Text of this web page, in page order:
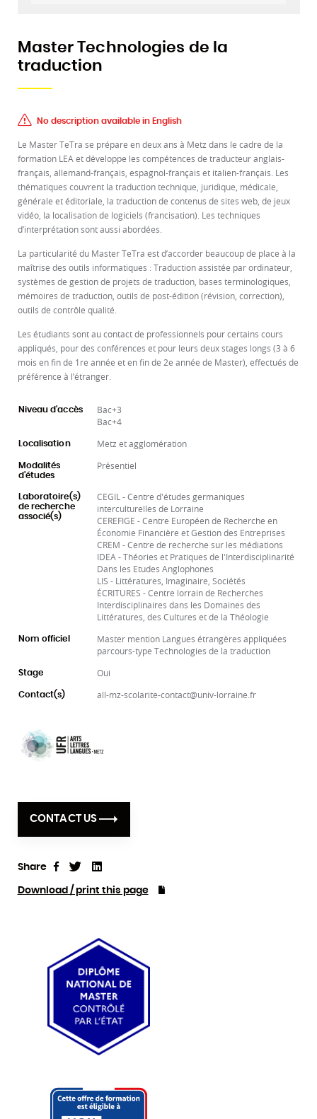
Master Technologies de la
traduction
No description available in English
Le Master TeTra se prépare en deux ans à Metz dans le cadre de la
formation LEA et développe les compétences de traducteur anglais-
français, allemand-français, espagnol-français et italien-français. Les
thématiques couvrent la traduction technique, juridique, médicale,
générale et éditoriale, la traduction de contenus de sites web, de jeux
vidéo, la localisation de logiciels (francisation). Les techniques
d’interprétation sont aussi abordées.
La particularité du Master TeTra est d’accorder beaucoup de place à la
maîtrise des outils informatiques : Traduction assistée par ordinateur,
systèmes de gestion de projets de traduction, bases terminologiques,
mémoires de traduction, outils de post-édition (révision, correction),
outils de contrôle qualité.
Les étudiants sont au contact de professionnels pour certains cours
appliqués, pour des conférences et pour leurs deux stages longs (3 à 6
mois en fin de 1re année et en fin de 2e année de Master), effectués de
préférence à l’étranger.
Niveau d'accès
Bac+3
Bac+4
Localisation Metz et agglomération
Modalités
d'études
Présentiel
Laboratoire(s)
de recherche
associé(s)
CEGIL - Centre d'études germaniques
interculturelles de Lorraine
CEREFIGE - Centre Européen de Recherche en
Économie Financière et Gestion des Entreprises
CREM - Centre de recherche sur les médiations
IDEA - Théories et Pratiques de l'Interdisciplinarité
Dans les Etudes Anglophones
LIS - Littératures, Imaginaire, Sociétés
ÉCRITURES - Centre lorrain de Recherches
Interdisciplinaires dans les Domaines des
Littératures, des Cultures et de la Théologie
Nom officiel
Master mention Langues étrangères appliquées
parcours-type Technologies de la traduction
Stage Oui
Contact(s) all-mz-scolarite-contact@univ-lorraine.fr
CONTACT US
Share ShareTweet
Download / print this page